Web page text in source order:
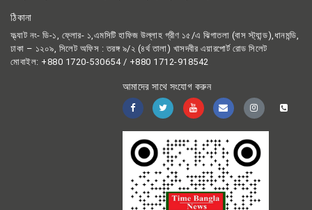
ঠিকানা
ফ্ল্যাট নং- ডি-১, ফ্লোর- ১,এমসিটি হাফিজ উল্লাহ গ্রীণ ১৫/এ ঝিগাতলা (বাস স্ট্যান্ড),ধানমন্ডি,
ঢাকা – ১২০৯, সিলেট অফিস : তরঙ্গ ৯/২ (৪র্থ তালা) খাসদবীর এয়ারপোর্ট রোড সিলেট
মোবাইল: +880 1720-530654 / +880 1712-918542
আমাদের সাথে সংযোগ করুন